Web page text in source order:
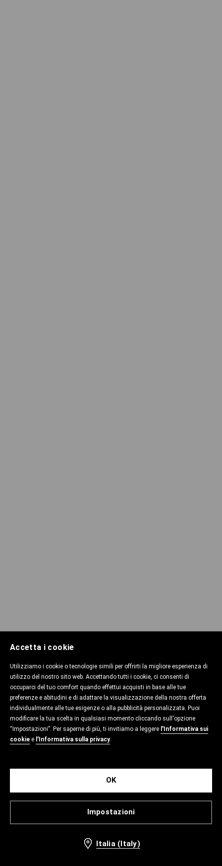
Accetta i cookie
Utilizziamo i cookie o tecnologie simili per offrirti la migliore esperienza di
utilizzo del nostro sito web. Accettando tutti i cookie, ci consenti di
occuparci del tuo comfort quando effettui acquisti in base alle tue
preferenze e abitudini e di adattare la visualizzazione della nostra offerta
individualmente alle tue esigenze o alla pubblicità personalizzata. Puoi
modificare la tua scelta in qualsiasi momento cliccando sull'opzione
“Impostazioni”. Per saperne di più, ti invitiamo a leggere l'Informativa sui
cookie e l'Informativa sulla privacy.
Impostazioni
OK
Italia (Italy)